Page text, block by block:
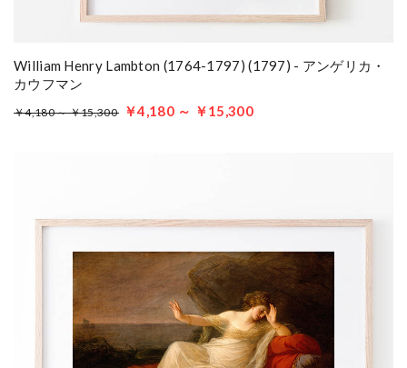
William Henry Lambton (1764-1797) (1797) - アンゲリカ・
カウフマン
￥4,180 ～ ￥15,300 ￥4,180 ～ ￥15,300